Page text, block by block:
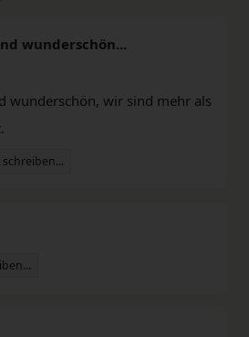
wunderschön...
wunderschön, wir sind mehr als